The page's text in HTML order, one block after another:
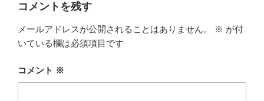
コメントを残す
メールアドレスが公開されることはありません。 ※ が付
いている欄は必須項目です
コメント ※